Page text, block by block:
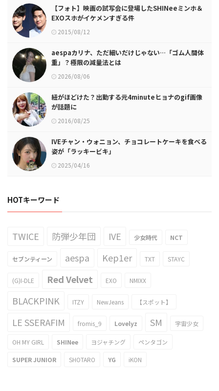
【フォト】映画の試写会に登場したSHINeeミンホ＆
EXOスホがイケメンすぎる件
2015/08/12
aespaカリナ、ただ細いだけじゃない…「ゴム人間体
重」？極限の減量法とは
2026/08/06
紐がほどけた？出勤する元4minuteヒョナのgif画像
が話題に
2016/08/25
IVEチャン・ウォニョン、チョコレートケーキを食べる
姿が「ラッキービキ」
2025/04/16
HOTキーワード
TWICE 防弾少年団 IVE 少女時代 NCT
セブンティーン aespa Kep1er TXT STAYC
(G)I-DLE Red Velvet EXO NMIXX
BLACKPINK ITZY NewJeans 【スポット】
LE SSERAFIM fromis_9 Lovelyz SM 宇宙少女
OH MY GIRL SHINee ヨジャチング ペンタゴン
SUPER JUNIOR SHOTARO YG iKON